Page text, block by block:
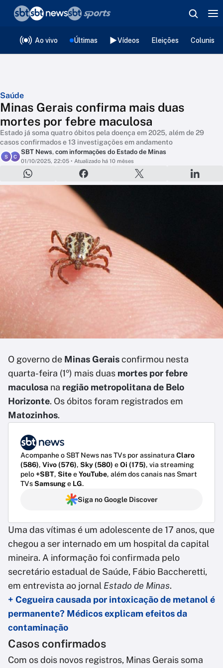
Ao vivo Últimas Vídeos Eleições
Saúde
Minas Gerais confirma mais duas
mortes por febre maculosa
Estado já soma quatro óbitos pela doença em 2025, além de 29
casos confirmados e 13 investigações em andamento
S C
SBT News, com informações do Estado de Minas
01/10/2025, 22:05 • Atualizado há 10 mêses
O governo de Minas Geraisconfirmou nesta
quarta-feira (1º) mais duas mortes por febre
maculosa na região metropolitana de Belo
Horizonte. Os óbitos foram registrados em
Matozinhos.
Acompanhe o SBT News nas TVs por assinatura Claro
(586), Vivo (576), Sky (580) eOi (175), via streaming
pelo+SBT, SiteeYouTube, além dos canais nas Smart
TVsSamsunge LG.
Siga no Google Discover
Uma das vítimas é um adolescente de 17 anos, que
chegou a ser internado em um hospital da capital
mineira. A informação foi confirmada pelo
secretário estadual de Saúde, Fábio Baccheretti,
em entrevista ao jornal Estado de Minas.
+ Cegueira causada por intoxicação de metanol é
permanente? Médicos explicam efeitos da
contaminação
Casos confirmados
Com os dois novos registros, Minas Gerais soma
❮voltar
Editorias